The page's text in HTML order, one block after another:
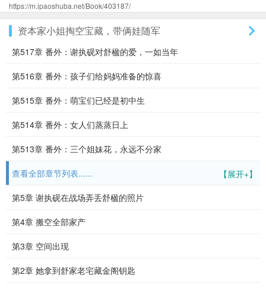
https://m.ipaoshuba.net/Book/403187/
资本家小姐掏空宝藏，带俩娃随军
第517章 番外：谢执砚对舒楹的爱，一如当年
第516章 番外：孩子们给妈妈准备的惊喜
第515章 番外：萌宝们已经是初中生
第514章 番外：女人们蒸蒸日上
第513章 番外：三个姐妹花，永远不分家
【展开+】
查看全部章节列表......
第5章 谢执砚在战场弄丢舒楹的照片
第4章 搬空全部家产
第3章 空间出现
第2章 她拿到舒家老宅藏金阁钥匙